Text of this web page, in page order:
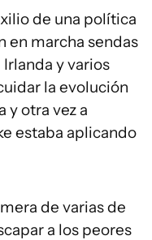
de una política
en marcha sendas
y varios
la evolución
y otra vez a
estaba aplicando
de varias de
a los peores